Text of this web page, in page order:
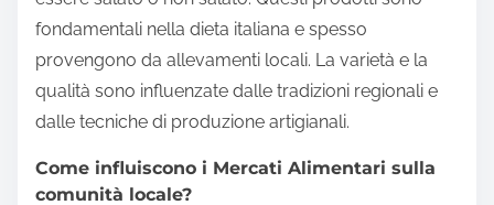
fondamentali nella dieta italiana e spesso
provengono da allevamenti locali. La varietà e la
qualità sono influenzate dalle tradizioni regionali e
dalle tecniche di produzione artigianali.
Come influiscono i Mercati Alimentari sulla
comunità locale?